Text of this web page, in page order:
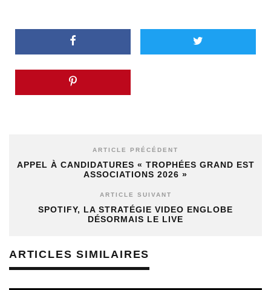
ARTICLE PRÉCÉDENT
APPEL À CANDIDATURES « TROPHÉES GRAND EST
ASSOCIATIONS 2026 »
ARTICLE SUIVANT
SPOTIFY, LA STRATÉGIE VIDEO ENGLOBE
DÉSORMAIS LE LIVE
ARTICLES SIMILAIRES